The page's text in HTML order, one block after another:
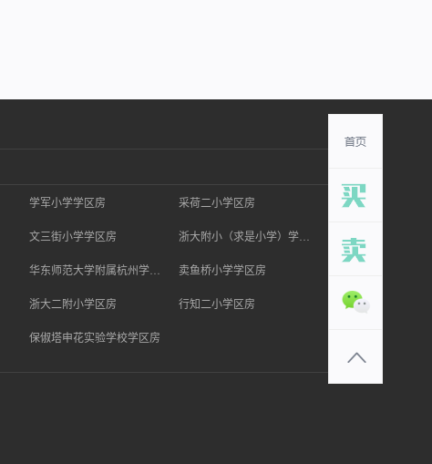
学军小学学区房 采荷二小学区房
文三街小学学区房
卖鱼桥小学学区房
浙大二附小学区房 行知二小学区房
保俶塔申花实验学校学区房